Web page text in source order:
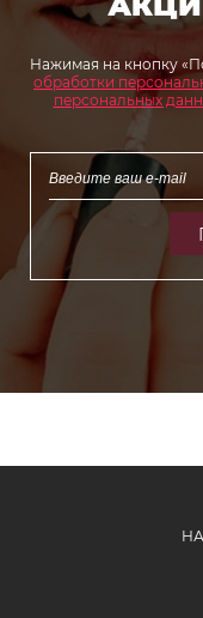
Нажимая на кнопку
обработки
персональных